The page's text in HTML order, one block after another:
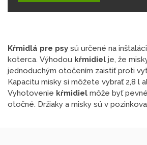
Kŕmidlá pre psy sú určené na
koterca. Výhodou kŕmidiel je, že
jednoduchým otočením zaistiť proti
Kapacitu misky si môžete vybrať 2,8 l
Vyhotovenie kŕmidiel môže byť
otočné. Držiaky a misky sú v